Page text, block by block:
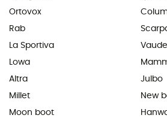
Ortovox
Rab
La Sportiva
Lowa
Altra
Millet
Moon boot
Vaude
Julbo
New